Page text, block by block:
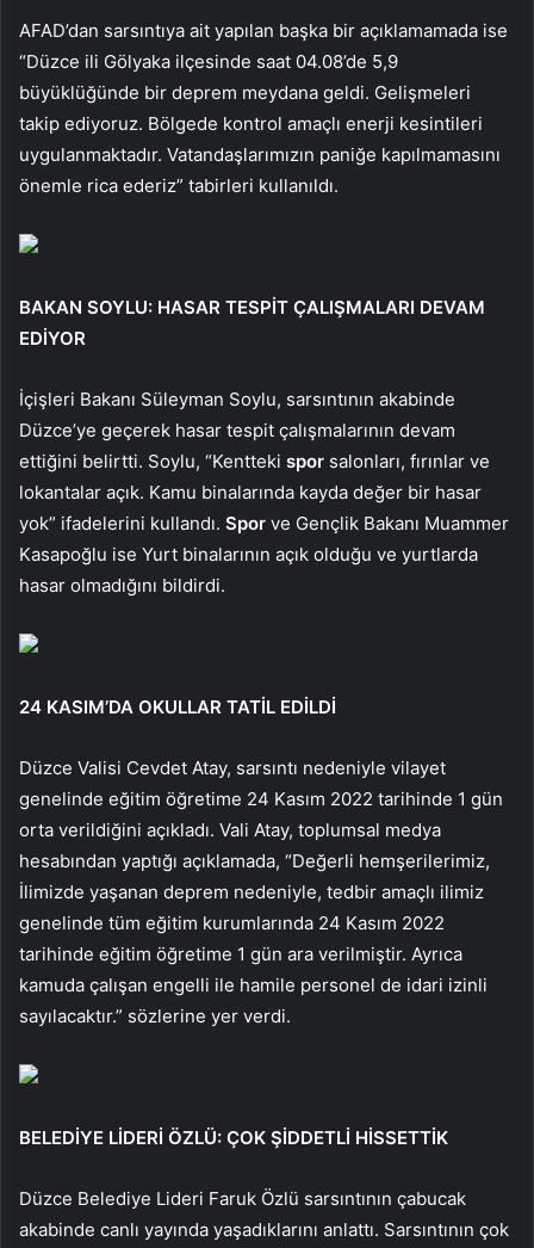
AFAD’dan sarsıntıya ait yapılan başka bir açıklamamada ise
“Düzce ili Gölyaka ilçesinde saat 04.08’de 5,9
büyüklüğünde bir deprem meydana geldi. Gelişmeleri
takip ediyoruz. Bölgede kontrol amaçlı enerji kesintileri
uygulanmaktadır. Vatandaşlarımızın paniğe kapılmamasını
önemle rica ederiz” tabirleri kullanıldı.
BAKAN SOYLU: HASAR TESPİT ÇALIŞMALARI DEVAM
EDİYOR
İçişleri Bakanı Süleyman Soylu, sarsıntının akabinde
Düzce’ye geçerek hasar tespit çalışmalarının devam
ettiğini belirtti. Soylu, “Kentteki spor salonları, fırınlar ve
lokantalar açık. Kamu binalarında kayda değer bir hasar
yok” ifadelerini kullandı. Spor ve Gençlik Bakanı Muammer
Kasapoğlu ise Yurt binalarının açık olduğu ve yurtlarda
hasar olmadığını bildirdi.
24 KASIM’DA OKULLAR TATİL EDİLDİ
Düzce Valisi Cevdet Atay, sarsıntı nedeniyle vilayet
genelinde eğitim öğretime 24 Kasım 2022 tarihinde 1 gün
orta verildiğini açıkladı. Vali Atay, toplumsal medya
hesabından yaptığı açıklamada, “Değerli hemşerilerimiz,
İlimizde yaşanan deprem nedeniyle, tedbir amaçlı ilimiz
genelinde tüm eğitim kurumlarında 24 Kasım 2022
tarihinde eğitim öğretime 1 gün ara verilmiştir. Ayrıca
kamuda çalışan engelli ile hamile personel de idari izinli
sayılacaktır.” sözlerine yer verdi.
BELEDİYE LİDERİ ÖZLÜ: ÇOK ŞİDDETLİ HİSSETTİK
Düzce Belediye Lideri Faruk Özlü sarsıntının çabucak
akabinde canlı yayında yaşadıklarını anlattı. Sarsıntının çok